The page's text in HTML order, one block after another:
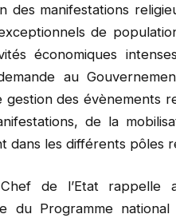
des manifestations
de
économiques
au
gestion des évènements
de la
dans les différents pôles
de l’Etat rappelle
du Programme